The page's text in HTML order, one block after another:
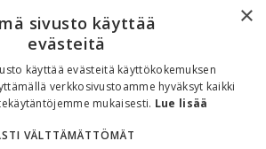
×
sivusto käyttää
evästeitä
käyttää evästeitä käyttökokemuksen
verkkosivustoamme hyväksyt kaikki
mukaisesti. Lue lisää
VÄLTTÄMÄTTÖMÄT